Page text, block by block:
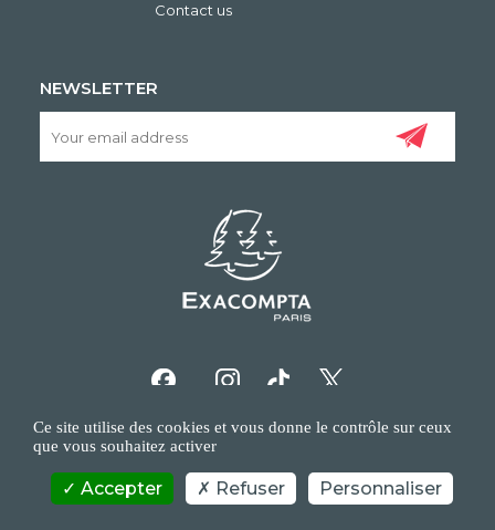
Contact us
NEWSLETTER
COPYRIGHT/IP POLICY PERSONAL DATA POLICY CONTACT US
Ce site utilise des cookies et vous donne le contrôle sur ceux
que vous souhaitez activer
Accepter Refuser Personnaliser